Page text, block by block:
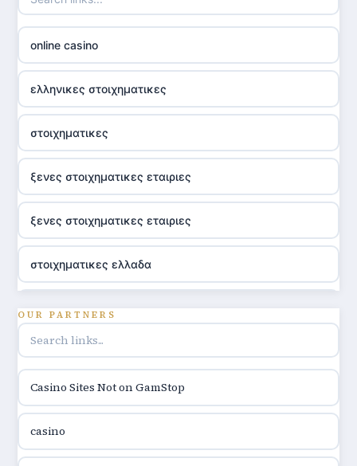
online casino
ελληνικες στοιχηματικες
στοιχηματικες
ξενες στοιχηματικες εταιριες
ξενες στοιχηματικες εταιριες
στοιχηματικες ελλαδα
utländska casino
utländska casino
OUR PARTNERS
Casino Sites Not on GamStop
casino